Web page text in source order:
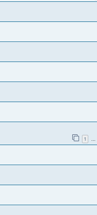
1 …